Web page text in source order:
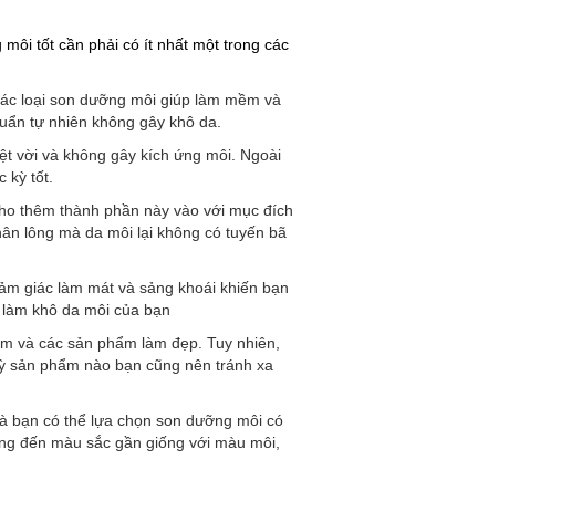
tốt cần phải có ít nhất một trong các
loại son dưỡng môi giúp làm mềm và
tự nhiên không gây khô da.
vời và không gây kích ứng môi. Ngoài
kỳ tốt.
thêm thành phần này vào với mục đích
lông mà da môi lại không có tuyến bã
giác làm mát và sảng khoái khiến bạn
khô da môi của bạn
và các sản phẩm làm đẹp. Tuy nhiên,
phẩm nào bạn cũng nên tránh xa
bạn có thể lựa chọn son dưỡng môi có
đến màu sắc gần giống với màu môi,